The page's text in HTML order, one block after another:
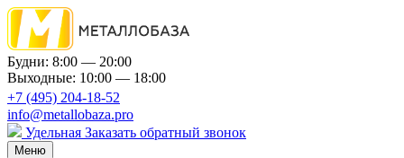
Будни: 8:00 — 20:00
Выходные: 10:00 — 18:00
+7 (495) 204-18-52
info@metallobaza.pro
Удельная Заказать обратный звонок
Меню